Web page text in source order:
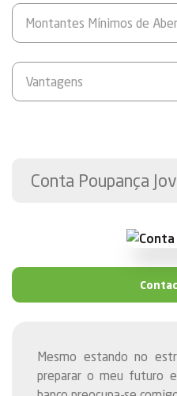
Montantes Mínimos de
Vantagens
Conta Poupança
Mesmo estando no
preparar o meu futuro